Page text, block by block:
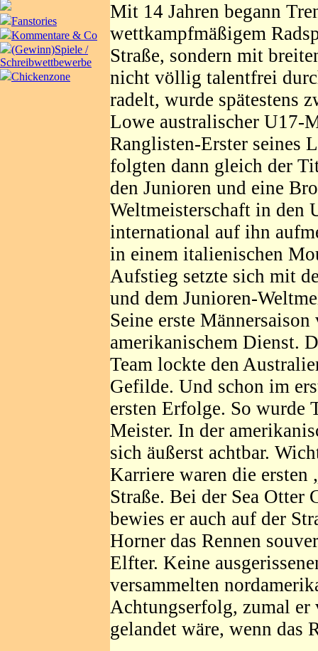
Fanstories
Kommentare & Co
(Gewinn)Spiele /
Schreibwettbewerbe
Chickenzone
Mit 14 Jahren begann
wettkampfmäßigem
Straße, sondern mit
nicht völlig talentfrei
radelt, wurde spätestens
Lowe australischer U17-
Ranglisten-Erster seines
folgten dann gleich der
den Junioren und eine
Weltmeisterschaft in den
international auf ihn
in einem italienischen
Aufstieg setzte sich mit
und dem Junioren-
Seine erste
amerikanischem Dienst.
Team lockte den
Gefilde. Und schon im
ersten Erfolge. So wurde
Meister. In der
sich äußerst achtbar.
Karriere waren die ersten
Straße. Bei der Sea Otter
bewies er auch auf der
Horner das Rennen
Elfter. Keine
versammelten
Achtungserfolg, zumal
gelandet wäre, wenn das